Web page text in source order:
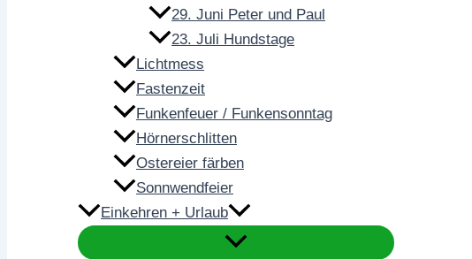
29. Juni Peter und Paul
23. Juli Hundstage
Lichtmess
Fastenzeit
Funkenfeuer / Funkensonntag
Hörnerschlitten
Ostereier färben
Sonnwendfeier
Einkehren + Urlaub